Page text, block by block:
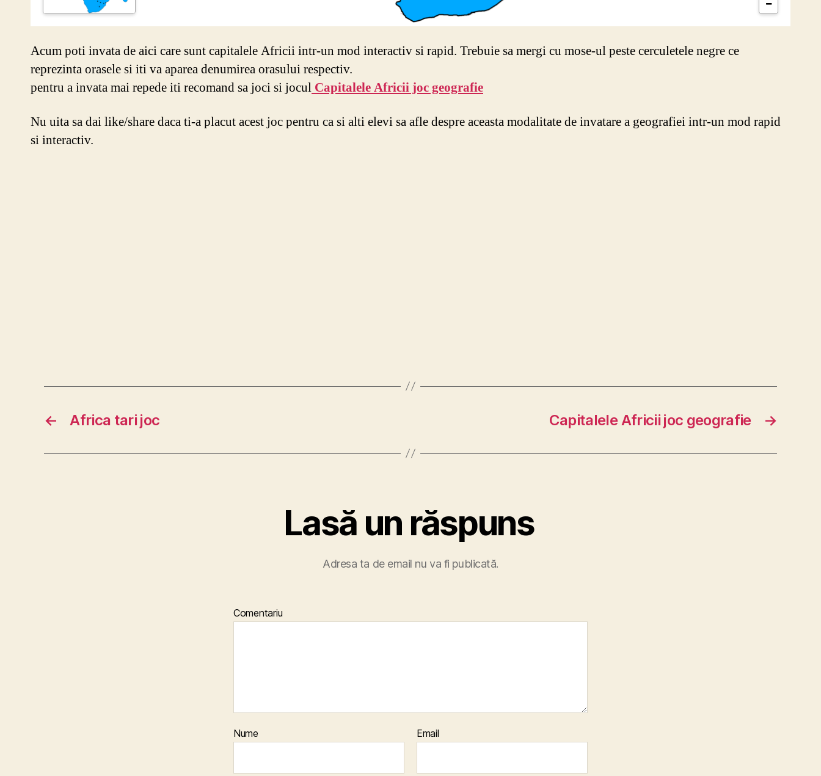
Acum poti invata de aici care sunt capitalele Africii intr-un mod interactiv si rapid. Trebuie sa mergi cu mose-ul peste cerculetele negre ce
reprezinta orasele si iti va aparea denumirea orasului respectiv.
pentru a invata mai repede iti recomand sa joci si jocul Capitalele Africii joc geografie
Nu uita sa dai like/share daca ti-a placut acest joc pentru ca si alti elevi sa afle despre aceasta modalitate de invatare a geografiei intr-un mod rapid
si interactiv.
← Africa tari joc →
Capitalele Africii joc geografie
Lasă un răspuns
Adresa ta de email nu va fi publicată.
Comentariu
Nume Email